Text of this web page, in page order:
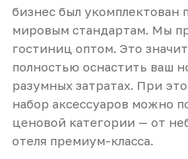
бизнес был укомплектован
мировым стандартам. Мы
гостиниц оптом. Это
полностью оснастить ваш
разумных затратах. При
набор аксессуаров можно
ценовой категории — от
отеля премиум-класса.